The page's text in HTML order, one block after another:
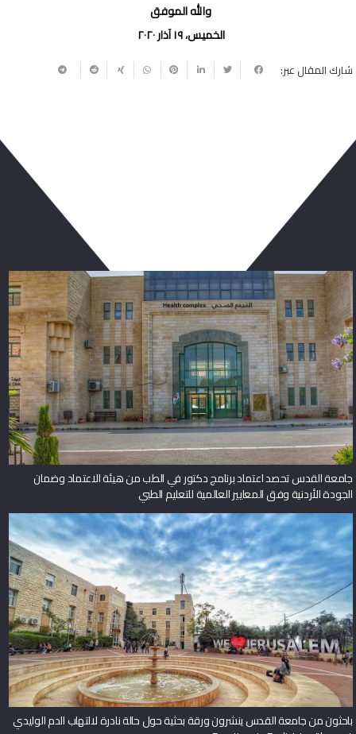
والله الموفق
الخميس، ١٩ آذار ٢٠٢٠
شارك المقال عبر:
جامعة القدس تحصد اعتماد برنامج دكتور في الطب من هيئة الاعتماد وضمان
الجودة الأردنية وفق المعايير العالمية للتعليم الطبي
باحثون من جامعة القدس ينشرون ورقة بحثية حول حالة نادرة لالتهاب الدم الوليدي